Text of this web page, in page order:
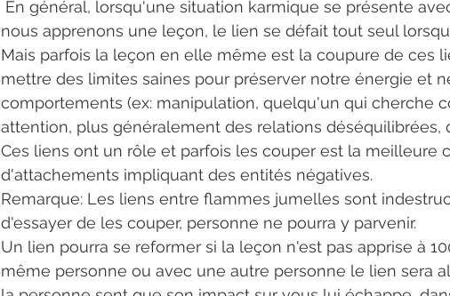
nous apprenons une leçon, le lien se défait tout seul
Mais parfois la leçon en elle même est la coupure de ces
mettre des limites saines pour préserver notre énergie et
comportements (ex: manipulation, quelqu'un qui cherche
attention, plus généralement des relations déséquilibrées,
Ces liens ont un rôle et parfois les couper est la meilleure
d'attachements impliquant des entités négatives.
Remarque: Les liens entre flammes jumelles sont
d'essayer de les couper, personne ne pourra y parvenir.
Un lien pourra se reformer si la leçon n'est pas apprise à
même personne ou avec une autre personne le lien sera